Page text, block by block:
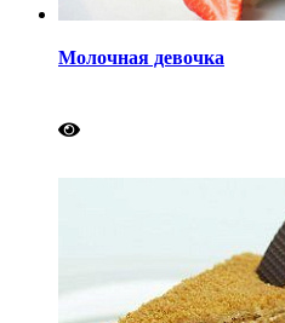
Молочная девочка